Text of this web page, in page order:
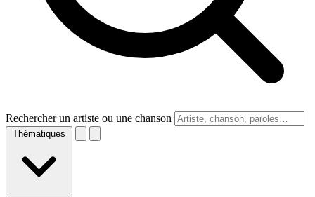
Rechercher un artiste ou une chanson
Thématiques